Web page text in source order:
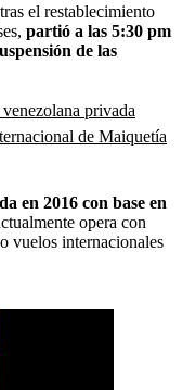
el restablecimiento
partió a las 5:30 pm
de las
privada
de Maiquetía
en 2016 con base en
opera con
vuelos internacionales